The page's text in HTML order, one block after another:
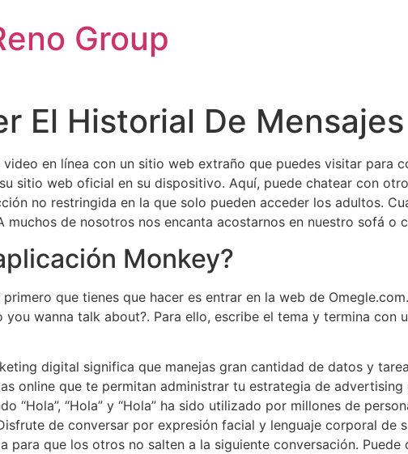
Group
El Historial De
en línea con un sitio web extraño que puedes visitar para
sitio web oficial en su dispositivo. Aquí, puede chatear con
no restringida en la que solo pueden acceder los adultos.
muchos de nosotros nos encanta acostarnos en nuestro sofá o
Monkey?
que tienes que hacer es entrar en la web de
wanna talk about?. Para ello, escribe el tema y termina con
digital significa que manejas gran cantidad de datos y
online que te permitan administrar tu estrategia de
“Hola”, “Hola” y “Hola” ha sido utilizado por millones de
de conversar por expresión facial y lenguaje corporal de
para que los otros no salten a la siguiente conversación.